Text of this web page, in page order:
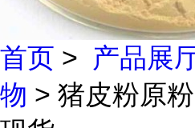
首页 > 产品展
物 > 猪皮粉原